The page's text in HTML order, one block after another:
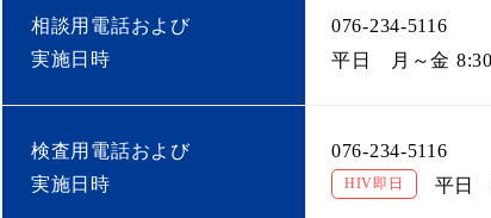
相談用電話および
実施日時
076-234-5116
平日
月～金
検査用電話および
実施日時
076-234-5116
HIV即日 平日